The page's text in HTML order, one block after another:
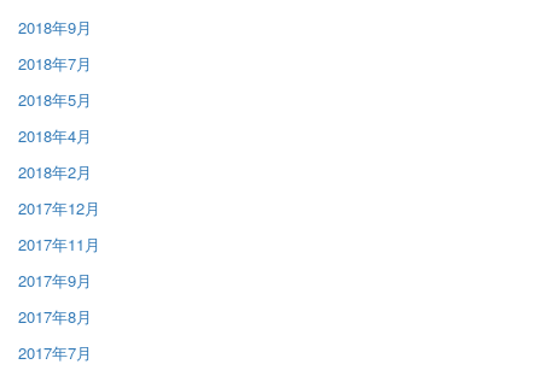
2018年9月
2018年7月
2018年5月
2018年4月
2018年2月
2017年12月
2017年11月
2017年9月
2017年8月
2017年7月